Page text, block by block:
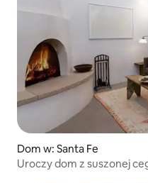
Dom w: Santa Fe
Uroczy dom z suszonej